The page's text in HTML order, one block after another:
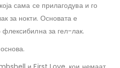
сама се прилагодува и го
за нокти. Основата е
за гел-лак.